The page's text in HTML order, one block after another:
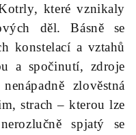
které vznikaly
děl. Básně se
konstelací a vztahů
a spočinutí, zdroje
zlověstná
strach – kterou lze
spjatý se